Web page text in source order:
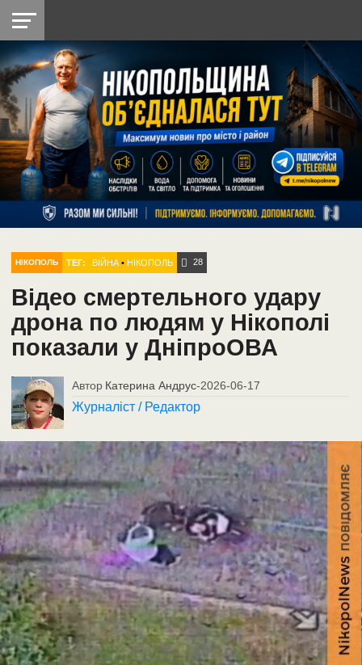
НІКОПОЛЬ
РАЙОН
СІЧЕСЛАВСЬКА
УКРАЇНА
РЕТРО
НІКОПОЛЬ
ЛАЙТ
УКРАЇНА
ДОПОМОГА
РАДІО
НІКОПОЛЬ ТЕГ: ВІЙНА •НІКОПОЛЬ 28
Відео смертельного удару
дрона по людям у Нікополі
показали у ДніпроОВА
Автор Катерина Андрус-2026-06-17
Журналіст / Редактор